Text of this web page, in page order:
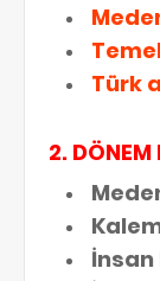
Türk
2. DÖNEM
İnsan